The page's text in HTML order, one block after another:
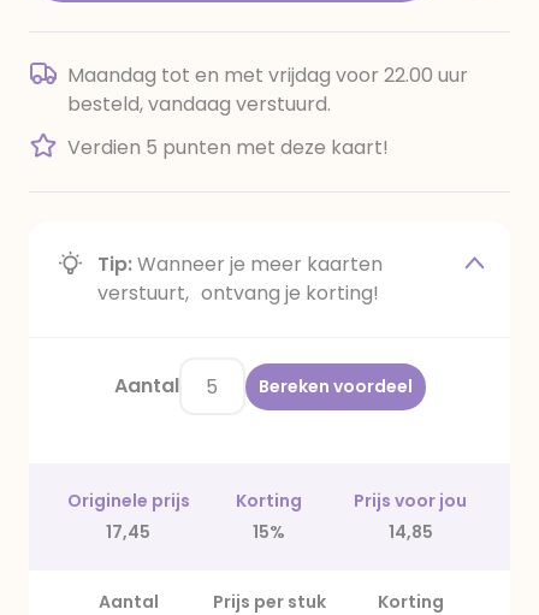
Maandag tot en met vrijdag voor 22.00 uur
besteld, vandaag verstuurd.
Verdien 5 punten met deze kaart!
Tip:Wanneer je meer kaarten
verstuurt, ontvang je korting!
Aantal Bereken voordeel
Originele prijs Korting
Prijs voor jou
17,45
15% 14,85
Aantal Prijs per stuk
Korting